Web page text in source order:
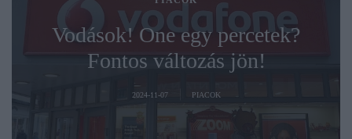
Vodások! One egy percetek?
Fontos változás jön!
2024-11-07 PIACOK